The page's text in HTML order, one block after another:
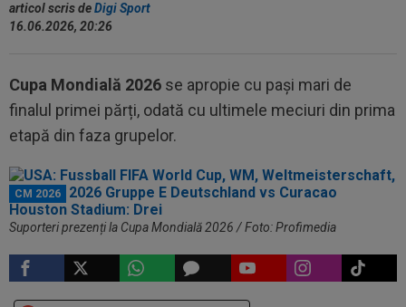
articol scris deDigi Sport
16.06.2026, 20:26
Cupa Mondială 2026 se apropie cu pași mari de
finalul primei părți, odată cu ultimele meciuri din prima
etapă din faza grupelor.
CM 2026
Suporteri prezenți la Cupa Mondială 2026 / Foto: Profimedia